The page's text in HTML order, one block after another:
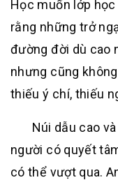
Học muốn lớp
rằng những trở
đường đời dù cao
nhưng cũng
thiếu ý chí, thiếu
Núi dẫu cao và
người có quyết
có thể vượt qua.